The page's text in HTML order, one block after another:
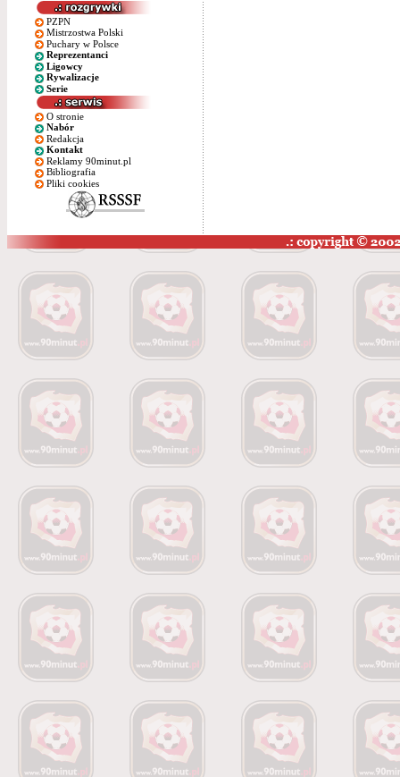
PZPN
Mistrzostwa Polski
Puchary w Polsce
Reprezentanci
Ligowcy
Rywalizacje
Serie
O stronie
Nabór
Redakcja
Kontakt
Reklamy 90minut.pl
Bibliografia
Pliki cookies